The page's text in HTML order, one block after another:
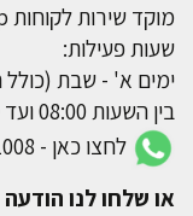
מוקד שירות לקוחות whatsapp
שעות פעילות:
ימים א' - שבת (כולל
בין השעות 08:00 ועד 00:00
לחצו כאן - 055-508-1008
או שלחו לנו